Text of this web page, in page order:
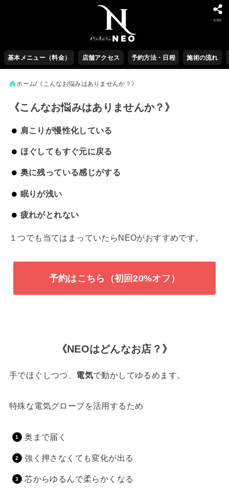
基本メニュー（料金） 店舗アクセス 予約方法・日程 施術の流れ
SNS
ホーム 《こんなお悩みはありませんか？》
《こんなお悩みはありませんか？》
肩こりが慢性化している
ほぐしてもすぐ元に戻る
奥に残っている感じがする
眠りが浅い
疲れがとれない
１つでも当てはまっていたらNEOがおすすめです。
予約はこちら（初回20%オフ）
《NEOはどんなお店？》
手でほぐしつつ、 電気で動かしてゆるめます。
特殊な電気グローブを活用するため
奥まで届く
強く押さなくても変化が出る
芯からゆるんで柔らかくなる